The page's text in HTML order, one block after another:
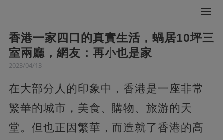
香港一家四口的真實生活，蝸居10坪三
室兩廳，網友：再小也是家
2023/04/13
在大部分人的印象中，香港是一座非常
繁華的城市，美食、購物、旅游的天
堂。但也正因繁華，而造就了香港的高